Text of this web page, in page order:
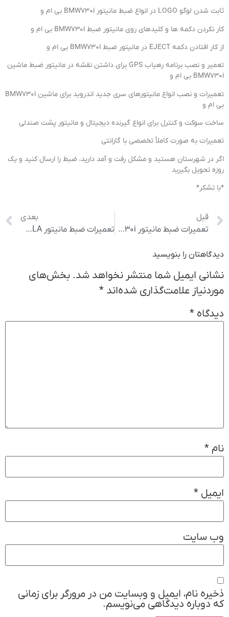
ثابت شدن لوگو LOGO در انواع ضبط مانیتور BMW730i بی ام و
کار نکردن دکمه ها و کلیدهای روی مانیتور ضبط BMW730i بی ام و
از کار افتادن دکمه EJECT در مانیتور ضبط BMW730i بی ام و
تعمیر و نصب برنامه رهیاب GPS برای داشتن نقشه در مانیتور ضبط ماشین
BMW730i بی ام و
تعمیرات و نصب انواع مانیتورهای سری جدید اندروید برای ماشین BMW730i
بی ام و
ساخت سوکت و کنترل برای انواع گیرنده دیجیتال و مانیتور پشت صندلی
تعمیرات به صورت کاملاً تخصصی با گارانتی
اگر در شهرستان هستید و مشکل رفت و آمد دارید، ضبط را ارسال کنید و یک
روزه تحویل بگیرید
*با تشکر*
قبل
تعمیرات ضبط مانیتور BMW530i بی ام و
بعدی
تعمیرات ضبط مانیتور IMPALA ایمپالا
دیدگاهتان را بنویسید
نشانی ایمیل شما منتشر نخواهد شد. بخش‌های
موردنیاز علامت‌گذاری شده‌اند *
دیدگاه *
نام *
ایمیل *
وب‌ سایت
ذخیره نام، ایمیل و وبسایت من در مرورگر برای زمانی
که دوباره دیدگاهی می‌نویسم.